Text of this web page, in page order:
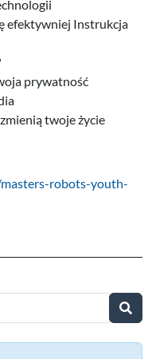
efektywniej Instrukcja
prywatność
twoje życie
robots-youth-